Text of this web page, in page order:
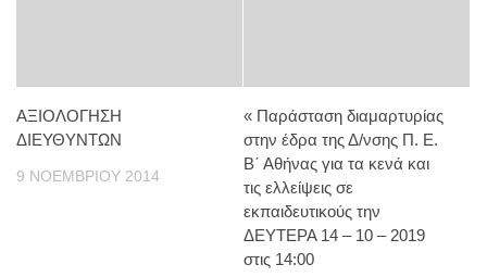
ΑΞΙΟΛΟΓΗΣΗ
ΔΙΕΥΘΥΝΤΩΝ
9 ΝΟΕΜΒΡΊΟΥ 2014
« Παράσταση διαμαρτυρίας
στην έδρα της Δ/νσης Π. Ε.
Β΄ Αθήνας για τα κενά και
τις ελλείψεις σε
εκπαιδευτικούς την
ΔΕΥΤΕΡΑ 14 – 10 – 2019
στις 14:00